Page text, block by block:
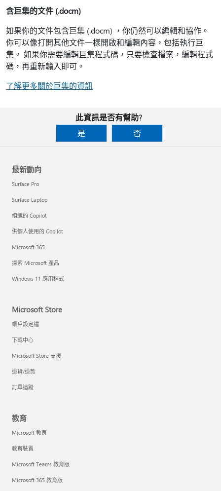
含巨集的文件 (.docm)
如果你的文件包含巨集 (.docm) ，你仍然可以編輯和協作。
你可以像打開其他文件一樣開啟和編輯內容，包括執行巨
集。 如果你需要編輯巨集程式碼，只要檢查檔案，編輯程式
碼，再重新輸入即可。
了解更多關於巨集的資訊
此資訊是否有幫助?
是
否
最新動向
Surface Pro
Surface Laptop
組織的 Copilot
供個人使用的 Copilot
Microsoft 365
探索 Microsoft 產品
Windows 11 應用程式
Microsoft Store
帳戶設定檔
下載中心
Microsoft Store 支援
退貨/退款
訂單追蹤
教育
Microsoft 教育
教育裝置
Microsoft Teams 教育版
Microsoft 365 教育版